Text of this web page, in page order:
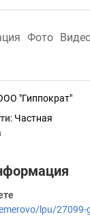
Фото
"Гиппократ"
: Частная
lpu/